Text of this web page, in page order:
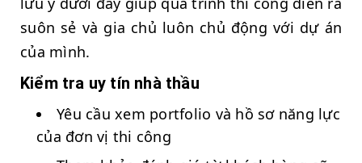
suôn sẻ và gia chủ luôn chủ động với dự án
của mình.
Kiểm tra uy tín nhà thầu
Yêu cầu xem portfolio và hồ sơ năng lực
của đơn vị thi công